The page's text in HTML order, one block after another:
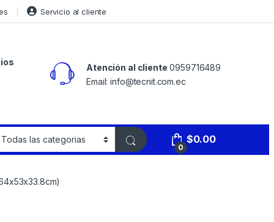
Servicio al cliente
Atención al cliente 0959716489
Email: info@tecnit.com.ec
0
$0.00